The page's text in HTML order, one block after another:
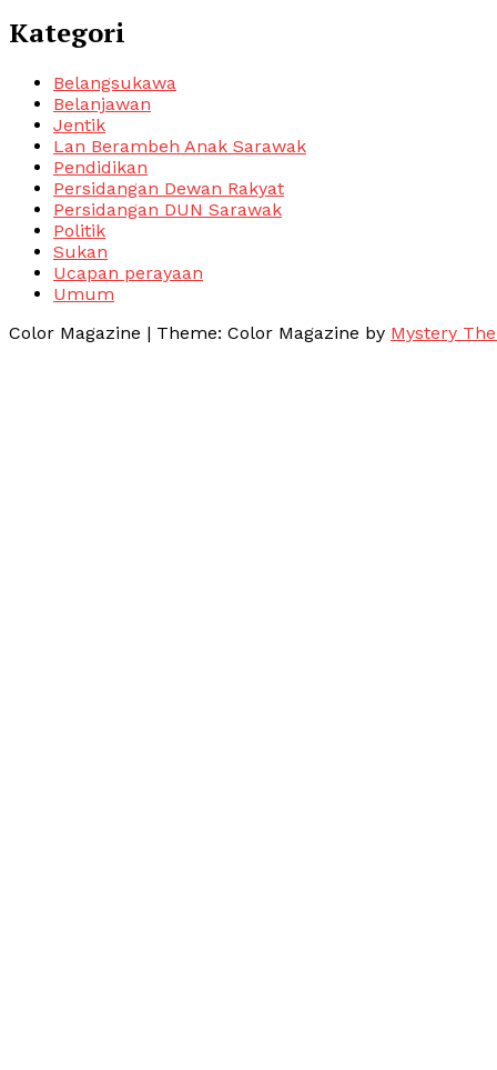
Kategori
Belangsukawa
Belanjawan
Jentik
Lan Berambeh Anak Sarawak
Pendidikan
Persidangan Dewan Rakyat
Persidangan DUN Sarawak
Politik
Sukan
Ucapan perayaan
Umum
Color Magazine | Theme: Color Magazine by Mystery